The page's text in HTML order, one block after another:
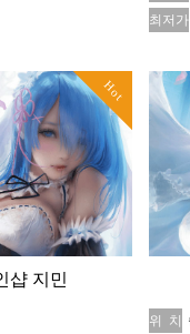
최저가
Hot
샵 지민
위 치